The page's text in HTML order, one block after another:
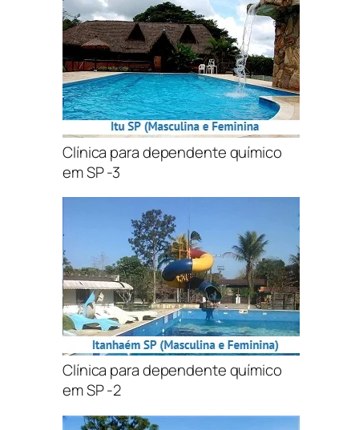
Clínica para dependente químico
em SP -3
Clínica para dependente químico
em SP -2